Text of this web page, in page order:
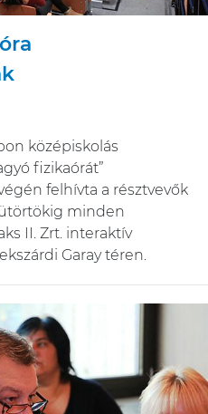
középiskolás
fizikaórát”
felhívta a résztvevők
minden
II. Zrt. interaktív
Garay téren.